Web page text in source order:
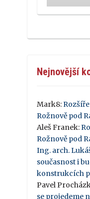
Nejnovější
Mark8:
Rožnově pod
Aleš Franek:
Rožnově pod
Ing. arch.
současnost i
konstrukcích
Pavel
se projedeme